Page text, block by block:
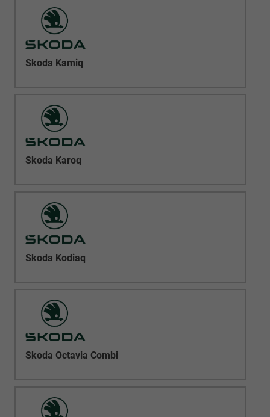
Skoda Kamiq
Skoda Karoq
Skoda Kodiaq
Skoda Octavia Combi